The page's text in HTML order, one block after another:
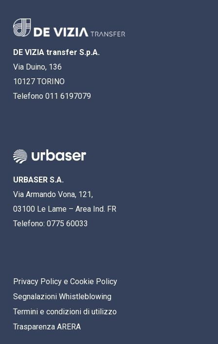
DE VIZIA transfer S.p.A.
Via Duino, 136
10127 TORINO
Telefono 011 6197079
URBASER S.A.
Via Armando Vona, 121,
03100 Le Lame – Area Ind. FR
Telefono: 0775 60033
Privacy Policy e Cookie Policy
Segnalazioni Whistleblowing
Termini e condizioni di utilizzo
Trasparenza ARERA